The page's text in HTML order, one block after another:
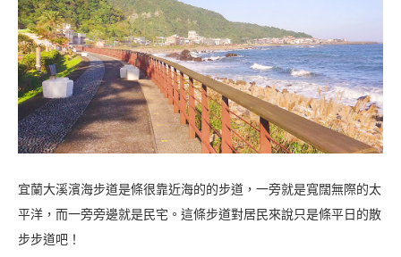
宜蘭大溪濱海步道是條很靠近海的的步道，一旁就是寬闊無際的太
平洋，而一旁旁邊就是民宅。這條步道對居民來說只是條平日的散
步步道吧！